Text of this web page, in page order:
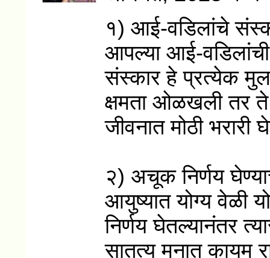
१) आई-वडिलांचे
आपल्या आई-
संस्कार हे प्रत्येक
क्षमता ओळखली तर ते
जीवनात मोठी
२) अचूक निर्णय
आयुष्यात योग्य वेळी
निर्णय घेतल्यानंतर
सातत्य मनात कायम